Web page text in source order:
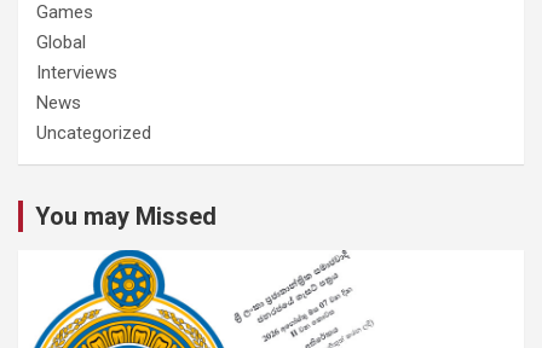
Games
Global
Interviews
News
Uncategorized
You may Missed